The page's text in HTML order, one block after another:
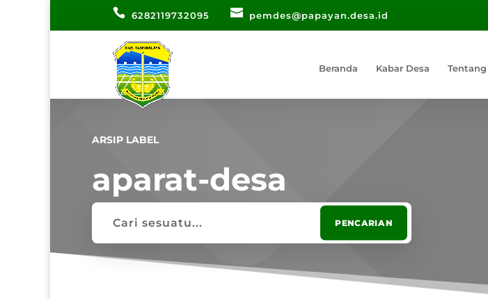
6282119732095 pemdes@papayan.desa.id
Beranda Kabar Desa Tentang
ARSIP LABEL
aparat-desa